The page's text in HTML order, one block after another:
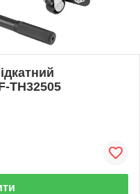
TH32505